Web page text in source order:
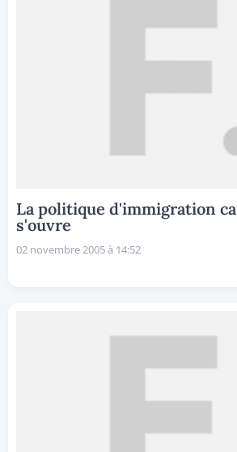
La politique d'immigration
s'ouvre
02 novembre 2005 à 14:52